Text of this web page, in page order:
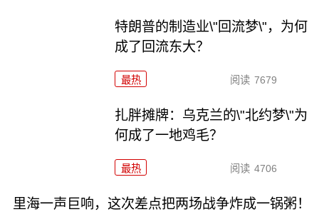
特朗普的制造业\"回流梦\"，为何
成了回流东大？
最热 阅读 7679
扎胖摊牌：乌克兰的\"北约梦\"为
何成了一地鸡毛？
最热 阅读 4706
里海一声巨响，这次差点把两场战争炸成一锅粥！